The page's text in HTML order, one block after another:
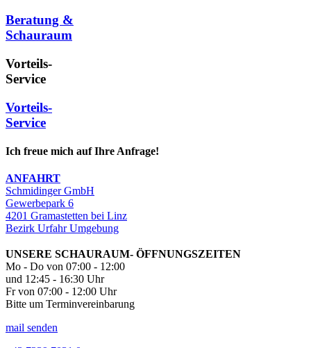
Beratung &
Schauraum
Vorteils-
Service
Vorteils-
Service
Ich freue mich auf Ihre Anfrage!
ANFAHRT
Schmidinger GmbH
Gewerbepark 6
4201 Gramastetten bei Linz
Bezirk Urfahr Umgebung
UNSERE SCHAURAUM- ÖFFNUNGSZEITEN
Mo - Do von 07:00 - 12:00
und 12:45 - 16:30 Uhr
Fr von 07:00 - 12:00 Uhr
Bitte um Terminvereinbarung
mail senden